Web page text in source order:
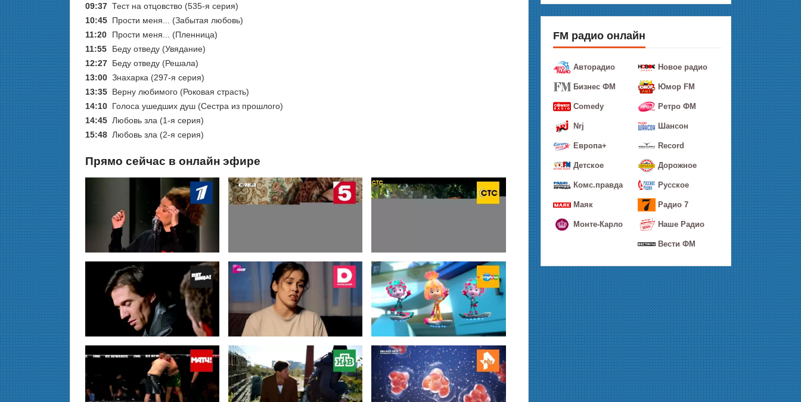
09:37 Тест на отцовство (535-я серия)
10:45 Прости меня... (Забытая любовь)
11:20
Прости меня... (Пленница)
11:55
Беду отведу (Увядание)
12:27 Беду отведу (Решала)
13:00 Знaхaрка (297-я серия)
13:35 Верну любимого (Роковая страсть)
14:10 Голocа ушедших душ (Сестра из прошлого)
14:45 Любовь зла (1-я серия)
15:48 Любовь зла (2-я серия)
Прямо сейчас в онлайн эфире
FM радио онлайн
Авторадио
Бизнес ФМ
Comedy
Nrj
Европа+
Детское
Комс.правда
Маяк
Монте-Карло
Новое радио
Юмор FM
Ретро ФМ
Шансон
Record
Дорожное
Русское
Радио 7
Наше Радио
Вести ФМ